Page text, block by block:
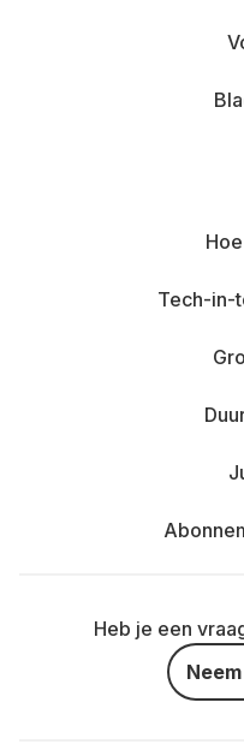
Tech-in-
Heb je een